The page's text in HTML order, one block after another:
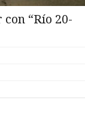
“Río 20-